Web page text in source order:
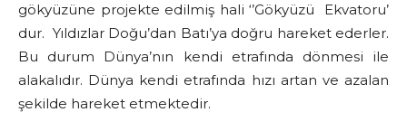
gökyüzüne projekte edilmiş hali ‘’Gökyüzü Ekvatoru’
dur. Yıldızlar Doğu’dan Batı’ya doğru hareket ederler.
Bu durum Dünya’nın kendi etrafında dönmesi ile
alakalıdır. Dünya kendi etrafında hızı artan ve azalan
şekilde hareket etmektedir.